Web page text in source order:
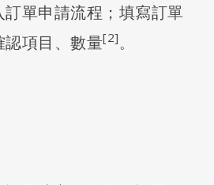
訂單申請流程；填寫訂單
認項目、數量[2] 。